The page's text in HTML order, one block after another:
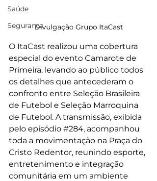
Saúde
SegurançaDivulgação Grupo ItaCast
O ItaCast realizou uma cobertura
especial do evento Camarote de
Primeira, levando ao público todos
os detalhes que antecederam o
confronto entre Seleção Brasileira
de Futebol e Seleção Marroquina
de Futebol. A transmissão, exibida
pelo episódio #284, acompanhou
toda a movimentação na Praça do
Cristo Redentor, reunindo esporte,
entretenimento e integração
comunitária em um ambiente